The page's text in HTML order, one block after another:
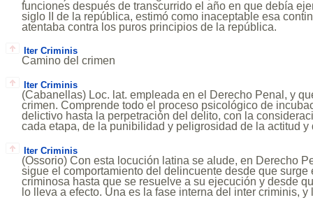
funciones después de transcurrido el año en que debía
siglo II de la república, estimó como inaceptable esa
atentaba contra los puros principios de la república.
Iter Criminis
Camino del crimen
Iter Criminis
(Cabanellas) Loc. lat. empleada en el Derecho Penal, y
crimen. Comprende todo el proceso psicológico de
delictivo hasta la perpetración del delito, con la
cada etapa, de la punibilidad y peligrosidad de la actitud y
Iter Criminis
(Ossorio) Con esta locución latina se alude, en Derecho
sigue el comportamiento del delincuente desde que surge
criminosa hasta que se resuelve a su ejecución y desde
lo lleva a efecto. Una es la fase interna del inter criminis, y